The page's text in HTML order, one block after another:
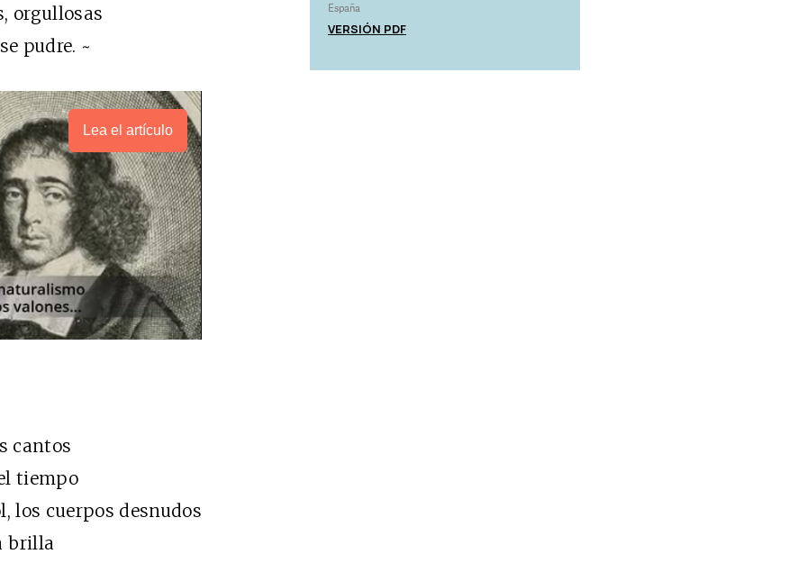
orgullosas
pudre. ~
Lea el artículo
cantos
tiempo
los cuerpos desnudos
brilla
España
VERSIÓN PDF